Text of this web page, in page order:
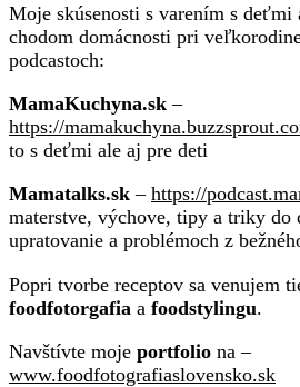
Moje skúsenosti s varením s deťmi
chodom domácnosti pri
podcastoch:
MamaKuchyna.sk –
https://
to s deťmi ale aj pre deti
Mamatalks.sk – https://
materstve, výchove, tipy a triky do
upratovanie a problémoch z
Popri tvorbe receptov sa venujem
foodfotorgafia a foodstylingu.
Navštívte moje portfolio na –
www.foodfotografiaslovensko.sk